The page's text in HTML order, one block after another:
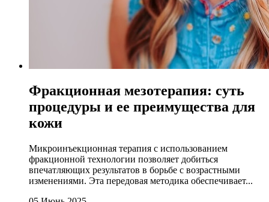
Фракционная мезотерапия: суть
процедуры и ее преимущества для
кожи
Микроинъекционная терапия с использованием
фракционной технологии позволяет добиться
впечатляющих результатов в борьбе с возрастными
изменениями. Эта передовая методика обеспечивает...